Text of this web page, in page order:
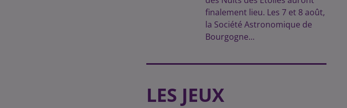
finalement lieu. Les 7 et 8 août,
la Société Astronomique de
Bourgogne...
LES JEUX